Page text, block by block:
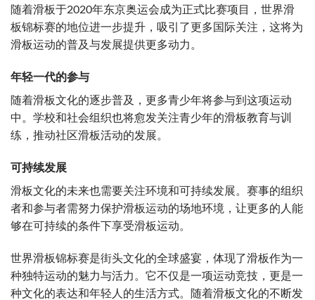
随着滑板于2020年东京奥运会成为正式比赛项目，世界滑
板锦标赛的地位进一步提升，吸引了更多国际关注，这将为
滑板运动的普及与发展提供更多动力。
年轻一代的参与
随着滑板文化的逐步普及，更多青少年将参与到这项运动
中。学校和社会组织也将愈发关注青少年的滑板教育与训
练，推动社区滑板活动的发展。
可持续发展
滑板文化的未来也需要关注环境和可持续发展。赛事的组织
者和参与者需努力保护滑板运动的场地环境，让更多的人能
够在可持续的条件下享受滑板运动。
世界滑板锦标赛是街头文化的全球盛宴，体现了滑板作为一
种独特运动的魅力与活力。它不仅是一项运动竞技，更是一
种文化的表达和年轻人的生活方式。随着滑板文化的不断发